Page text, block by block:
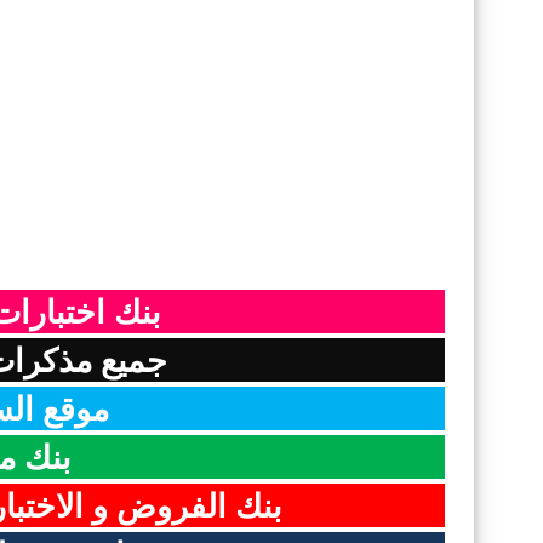
بنك
جميع مذكرات
موقع
بنك
بنك الفروض و